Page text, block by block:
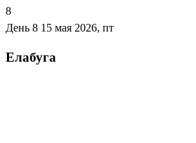
8
День 8 15 мая 2026, пт
Елабуга